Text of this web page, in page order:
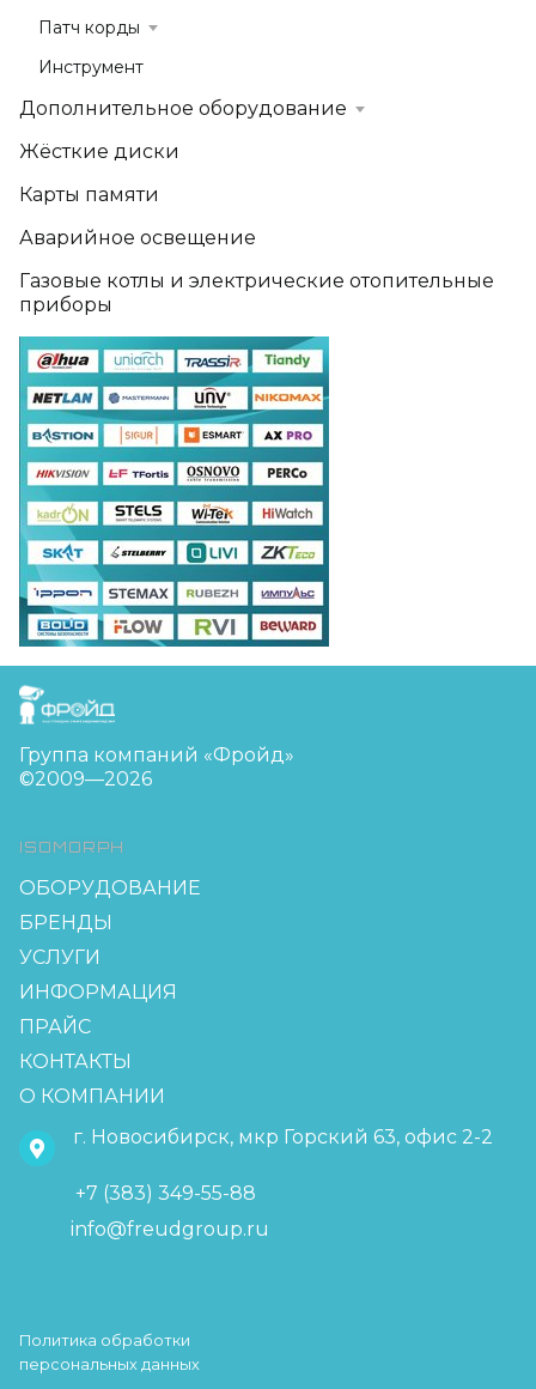
Патч корды
Инструмент
Дополнительное оборудование
Жёсткие диски
Карты памяти
Аварийное освещение
Газовые котлы и электрические отопительные
приборы
FreudGroup
Группа компаний «Фройд»
©2009—2026
ISOMORPH
ОБОРУДОВАНИЕ
БРЕНДЫ
УСЛУГИ
ИНФОРМАЦИЯ
ПРАЙС
КОНТАКТЫ
О КОМПАНИИ
г. Новосибирск, мкр Горский 63, офис 2-2
+7 (383) 349-55-88
info@freudgroup.ru
Политика обработки
персональных данных